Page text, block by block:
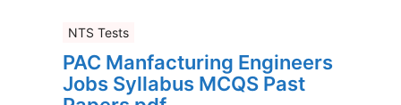
NTS Tests
PAC Manfacturing Engineers
Jobs Syllabus MCQS Past